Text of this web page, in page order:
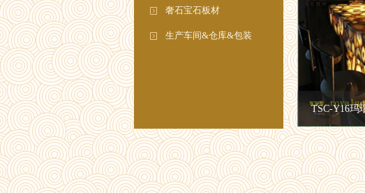
奢石宝石板材
生产车间&仓库&包装
TSC-Y16玛